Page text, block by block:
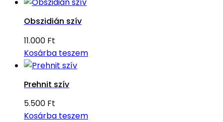
Obszidián szív
11.000 Ft
Kosárba teszem
Prehnit szív
5.500 Ft
Kosárba teszem